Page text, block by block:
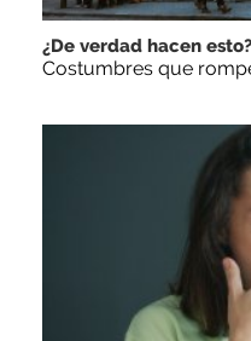
¿De verdad hacen esto?
Costumbres que